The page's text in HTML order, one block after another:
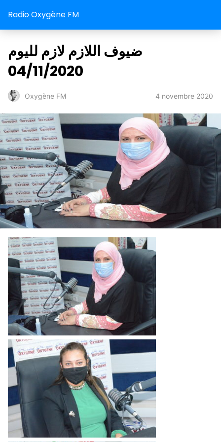
Radio Oxygène FM
ضيوف اللازم لازم لليوم
04/11/2020
Oxygène FM 4 novembre 2020